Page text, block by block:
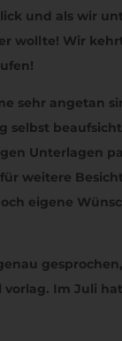
und als wir
wollte! Wir
sehr angetan
selbst
Unterlagen
weitere
eigene
Im Juli